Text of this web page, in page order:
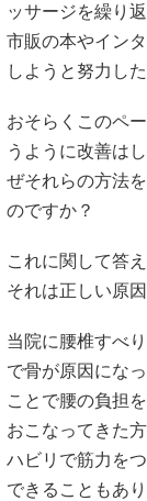
ッサージを繰り
市販の本やイン
しようと努力し
おそらくこのペ
うように改善は
ぜそれらの方法
のですか？
これに関して答
それは正しい原
当院に腰椎すべ
で骨が原因にな
ことで腰の負担
おこなってきた
ハビリで筋力を
できることもあり